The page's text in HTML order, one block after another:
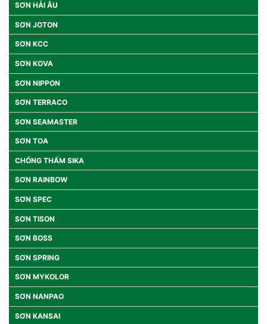
SƠN HẢI ÂU
SƠN JOTON
SƠN KCC
SƠN KOVA
SƠN NIPPON
SƠN TERRACO
SƠN SEAMASTER
SƠN TOA
CHỐNG THẤM SIKA
SƠN RAINBOW
SƠN SPEC
SƠN TISON
SƠN BOSS
SƠN SPRING
SƠN MYKOLOR
SƠN NANPAO
SƠN KANSAI